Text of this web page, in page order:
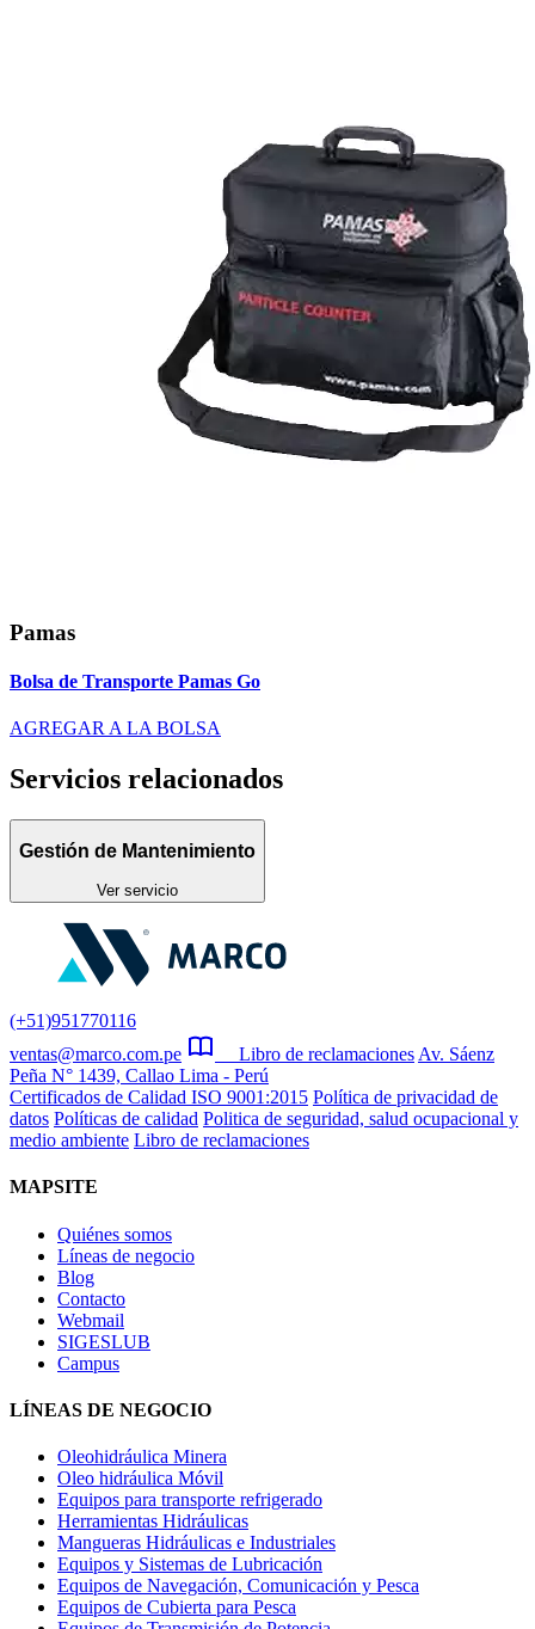
Pamas
Bolsa de Transporte Pamas Go
AGREGAR A LA BOLSA
Servicios relacionados
Gestión de Mantenimiento
Ver servicio
(+51)951770116
ventas@marco.com.pe
Libro de reclamaciones Av. Sáenz
Peña N° 1439, Callao Lima - Perú
Certificados de Calidad ISO 9001:2015 Política de privacidad de
datos Políticas de calidad Politica de seguridad, salud ocupacional y
medio ambiente Libro de reclamaciones
MAPSITE
Quiénes somos
Líneas de negocio
Blog
Contacto
Webmail
SIGESLUB
Campus
LÍNEAS DE NEGOCIO
Oleohidráulica Minera
Oleo hidráulica Móvil
Equipos para transporte refrigerado
Herramientas Hidráulicas
Mangueras Hidráulicas e Industriales
Equipos y Sistemas de Lubricación
Equipos de Navegación, Comunicación y Pesca
Equipos de Cubierta para Pesca